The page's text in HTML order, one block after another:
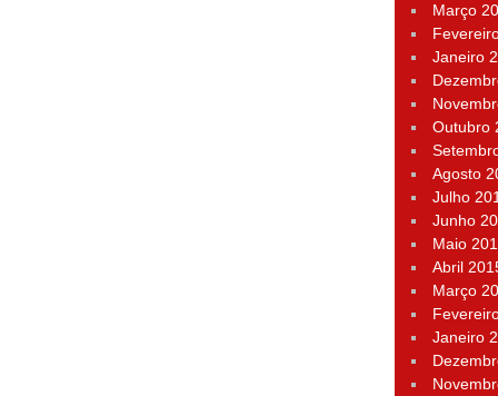
Março
Janeiro
Outubro
Agosto
Julho
Junho
Maio
Abril
Março
Janeiro